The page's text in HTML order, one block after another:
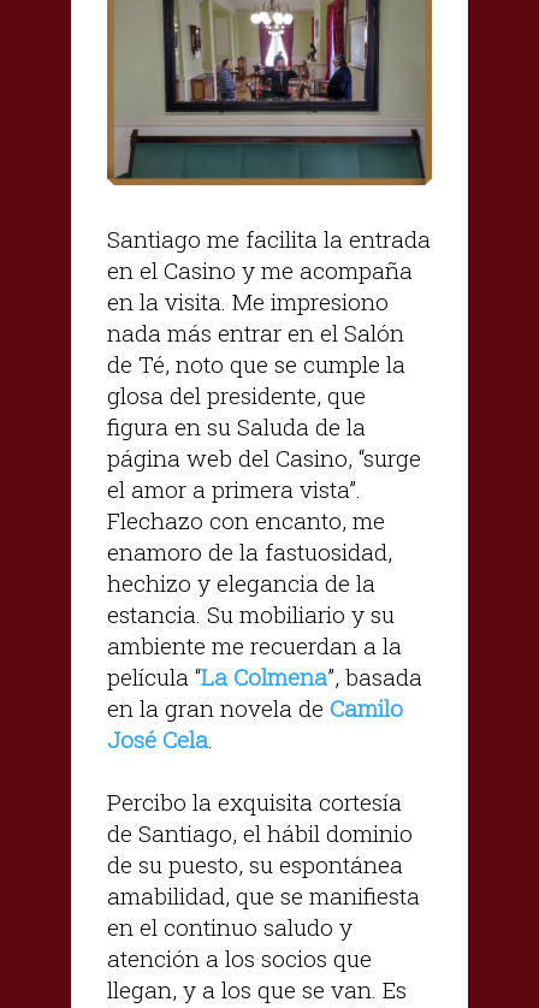
Santiago me facilita la entrada
en el Casino y me acompaña
en la visita. Me impresiono
nada más entrar en el Salón
de Té, noto que se cumple la
glosa del presidente, que
figura en su Saluda de la
página web del Casino, “surge
el amor a primera vista”.
Flechazo con encanto, me
enamoro de la fastuosidad,
hechizo y elegancia de la
estancia. Su mobiliario y su
ambiente me recuerdan a la
película “La Colmena”, basada
en la gran novela de Camilo
José Cela.
Percibo la exquisita cortesía
de Santiago, el hábil dominio
de su puesto, su espontánea
amabilidad, que se manifiesta
en el continuo saludo y
atención a los socios que
llegan, y a los que se van. Es